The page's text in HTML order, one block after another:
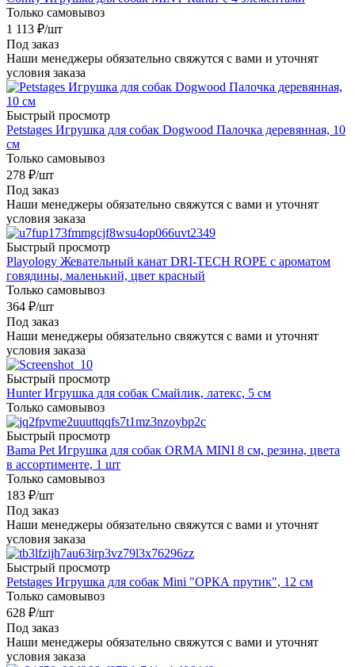
Только самовывоз
1 113 ₽/шт
Под заказ
Наши менеджеры обязательно свяжутся с вами и уточнят
условия заказа
Быстрый просмотр
Petstages Игрушка для собак Dogwood Палочка деревянная, 10
см
Только самовывоз
278 ₽/шт
Под заказ
Наши менеджеры обязательно свяжутся с вами и уточнят
условия заказа
Быстрый просмотр
Playology Жевательный канат DRI-TECH ROPE с ароматом
говядины, маленький, цвет красный
Только самовывоз
364 ₽/шт
Под заказ
Наши менеджеры обязательно свяжутся с вами и уточнят
условия заказа
Быстрый просмотр
Hunter Игрушка для собак Смайлик, латекс, 5 см
Только самовывоз
Быстрый просмотр
Bama Pet Игрушка для собак ORMA MINI 8 см, резина, цвета
в ассортименте, 1 шт
Только самовывоз
183 ₽/шт
Под заказ
Наши менеджеры обязательно свяжутся с вами и уточнят
условия заказа
Быстрый просмотр
Petstages Игрушка для собак Mini "ОРКА прутик", 12 см
Только самовывоз
628 ₽/шт
Под заказ
Наши менеджеры обязательно свяжутся с вами и уточнят
условия заказа